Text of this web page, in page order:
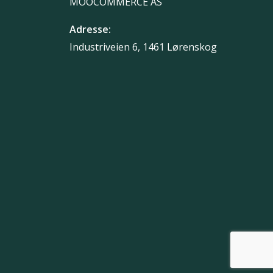
Adresse:
Industriveien 6, 1461 Lørenskog